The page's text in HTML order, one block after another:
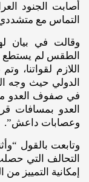
أصابت الجنود
التماس مع
وقالت في بيان
الطقس لم يستطع
اللازم
الدولي حيث وجه
في صفوف العدو
العدو بمسافات
وعصابات داعش”.
وتابعت بالقول
التحالف التي
إمكانية التمييز